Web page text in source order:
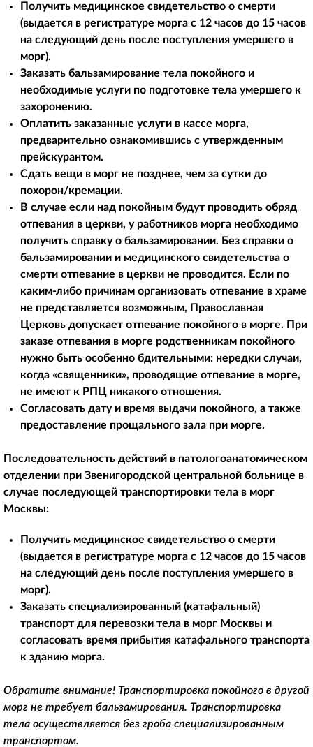
Получить медицинское свидетельство о смерти
(выдается в регистратуре морга с 12 часов до 15 часов
на следующий день после поступления умершего в
морг).
Заказать бальзамирование тела покойного и
необходимые услуги по подготовке тела умершего к
захоронению.
Оплатить заказанные услуги в кассе морга,
предварительно ознакомившись с утвержденным
прейскурантом.
Сдать вещи в морг не позднее, чем за сутки до
похорон/кремации.
В случае если над покойным будут проводить обряд
отпевания в церкви, у работников морга необходимо
получить справку о бальзамировании. Без справки о
бальзамировании и медицинского свидетельства о
смерти отпевание в церкви не проводится. Если по
каким-либо причинам организовать отпевание в храме
не представляется возможным, Православная
Церковь допускает отпевание покойного в морге. При
заказе отпевания в морге родственникам покойного
нужно быть особенно бдительными: нередки случаи,
когда «священники», проводящие отпевание в морге,
не имеют к РПЦ никакого отношения.
Согласовать дату и время выдачи покойного, а также
предоставление прощального зала при морге.
Последовательность действий в патологоанатомическом
отделении при Звенигородской центральной больнице в
случае последующей транспортировки тела в морг
Москвы:
Получить медицинское свидетельство о смерти
(выдается в регистратуре морга с 12 часов до 15 часов
на следующий день после поступления умершего в
морг).
Заказать специализированный (катафальный)
транспорт для перевозки тела в морг Москвы и
согласовать время прибытия катафального транспорта
к зданию морга.
Обратите внимание! Транспортировка покойного в другой
морг не требует бальзамирования. Транспортировка
тела осуществляется без гроба специализированным
транспортом.